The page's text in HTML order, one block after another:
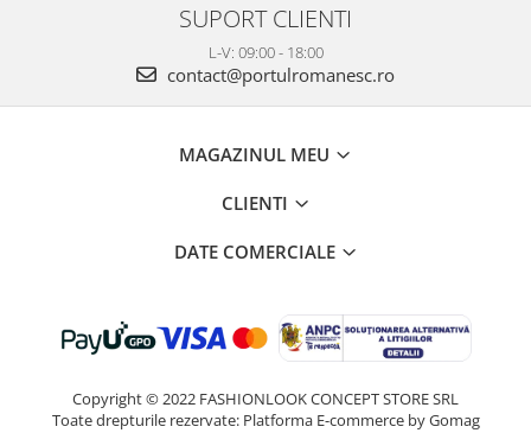
SUPORT CLIENTI
L-V: 09:00 - 18:00
contact@portulromanesc.ro
MAGAZINUL MEU
CLIENTI
DATE COMERCIALE
Copyright © 2022 FASHIONLOOK CONCEPT STORE SRL
Toate drepturile rezervate: Platforma E-commerce by Gomag